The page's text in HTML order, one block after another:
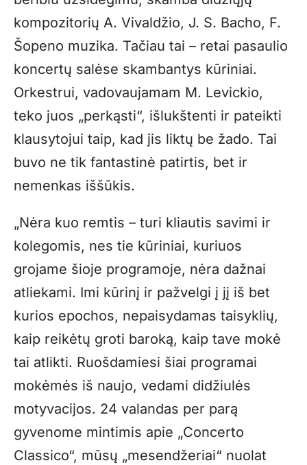
kompozitorių A. Vivaldžio, J. S. Bacho, F.
Šopeno muzika. Tačiau tai – retai pasaulio
koncertų salėse skambantys kūriniai.
Orkestrui, vadovaujamam M. Levickio,
teko juos „perkąsti“, išlukštenti ir pateikti
klausytojui taip, kad jis liktų be žado. Tai
buvo ne tik fantastinė patirtis, bet ir
nemenkas iššūkis.
„Nėra kuo remtis – turi kliautis savimi ir
kolegomis, nes tie kūriniai, kuriuos
grojame šioje programoje, nėra dažnai
atliekami. Imi kūrinį ir pažvelgi į jį iš bet
kurios epochos, nepaisydamas taisyklių,
kaip reikėtų groti baroką, kaip tave mokė
tai atlikti. Ruošdamiesi šiai programai
mokėmės iš naujo, vedami didžiulės
motyvacijos. 24 valandas per parą
gyvenome mintimis apie „Concerto
Classico“, mūsų „mesendžeriai“ nuolat